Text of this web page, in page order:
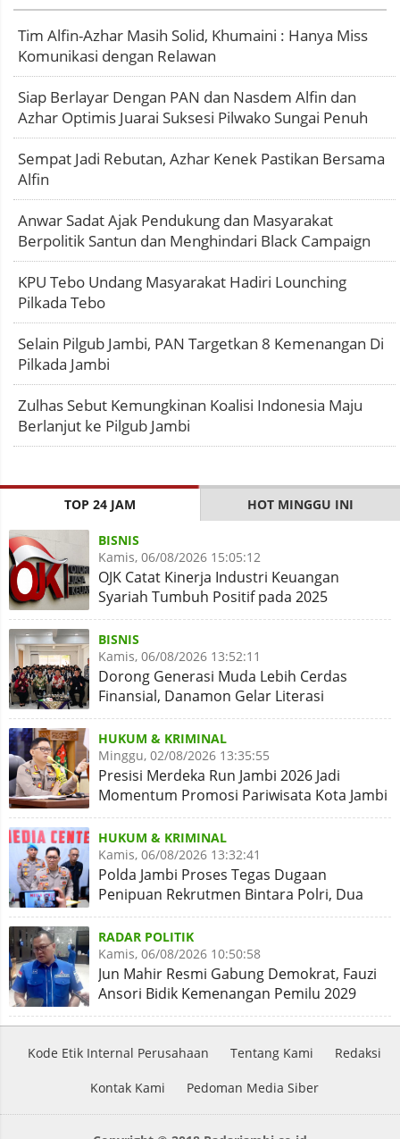
Tim Alfin-Azhar Masih Solid, Khumaini : Hanya Miss
Komunikasi dengan Relawan
Siap Berlayar Dengan PAN dan Nasdem Alfin dan
Azhar Optimis Juarai Suksesi Pilwako Sungai Penuh
Sempat Jadi Rebutan, Azhar Kenek Pastikan Bersama
Alfin
Anwar Sadat Ajak Pendukung dan Masyarakat
Berpolitik Santun dan Menghindari Black Campaign
KPU Tebo Undang Masyarakat Hadiri Lounching
Pilkada Tebo
Selain Pilgub Jambi, PAN Targetkan 8 Kemenangan Di
Pilkada Jambi
Zulhas Sebut Kemungkinan Koalisi Indonesia Maju
Berlanjut ke Pilgub Jambi
TOP 24 JAM HOT MINGGU INI
BISNIS
Kamis, 06/08/2026 15:05:12
OJK Catat Kinerja Industri Keuangan
Syariah Tumbuh Positif pada 2025
BISNIS
Kamis, 06/08/2026 13:52:11
Dorong Generasi Muda Lebih Cerdas
Finansial, Danamon Gelar Literasi
Keuangan dan Revitalisasi
HUKUM & KRIMINAL
Minggu, 02/08/2026 13:35:55
Presisi Merdeka Run Jambi 2026 Jadi
Momentum Promosi Pariwisata Kota Jambi
HUKUM & KRIMINAL
Kamis, 06/08/2026 13:32:41
Polda Jambi Proses Tegas Dugaan
Penipuan Rekrutmen Bintara Polri, Dua
Personel Diamankan
RADAR POLITIK
Kamis, 06/08/2026 10:50:58
Jun Mahir Resmi Gabung Demokrat, Fauzi
Ansori Bidik Kemenangan Pemilu 2029
Kode Etik Internal Perusahaan Tentang Kami Redaksi
Kontak Kami Pedoman Media Siber